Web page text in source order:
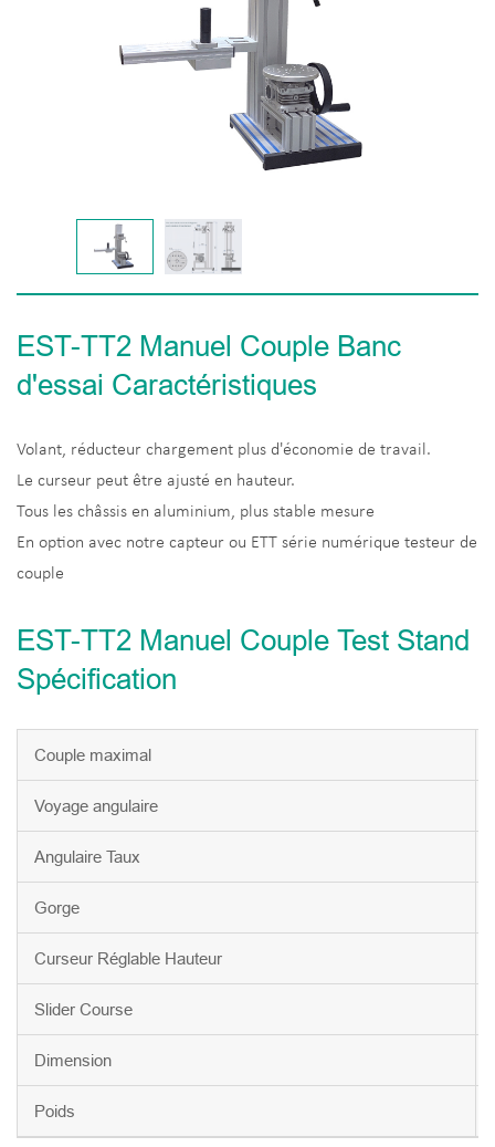
EST-TT2 Manuel Couple Banc
d'essai Caractéristiques
Volant, réducteur chargement plus d'économie de travail.
Le curseur peut être ajusté en hauteur.
Tous les châssis en aluminium, plus stable mesure
En option avec notre capteur ou ETT série numérique testeur de
couple
EST-TT2 Manuel Couple Test Stand
Spécification
Couple maximal
Voyage angulaire
Angulaire Taux
Gorge
Curseur Réglable Hauteur
Slider Course
Dimension
Poids